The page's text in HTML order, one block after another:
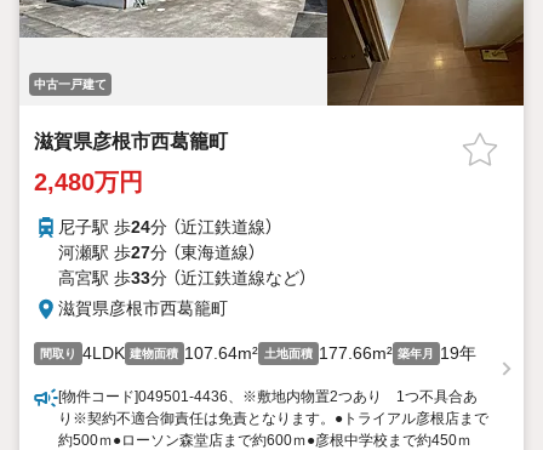
中古一戸建て
滋賀県彦根市西葛籠町
2,480万円
尼子駅 歩24分 （近江鉄道線）
河瀬駅 歩27分 （東海道線）
高宮駅 歩33分 （近江鉄道線など）
滋賀県彦根市西葛籠町
間取り 4LDK 建物面積 107.64m² 土地面積 177.66m² 築年月 19年
[物件コード]049501-4436、※敷地内物置2つあり 1つ不具合あ
り※契約不適合御責任は免責となります。●トライアル彦根店まで
約500ｍ●ローソン森堂店まで約600ｍ●彦根中学校まで約450ｍ